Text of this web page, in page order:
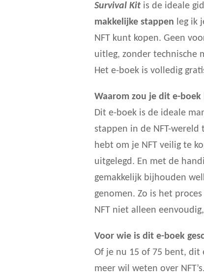
Survival Kit is de ideale
makkelijke stappen leg ik
NFT kunt kopen. Geen
uitleg, zonder technische
Het e-boek is volledig
Waarom zou je dit e-boek
Dit e-boek is de ideale
stappen in de NFT-
hebt om je NFT veilig te
uitgelegd. En met de
gemakkelijk bijhouden
genomen. Zo is het
NFT niet alleen
Voor wie is dit e-boek
Of je nu 15 of 75 bent, dit
meer wil weten over